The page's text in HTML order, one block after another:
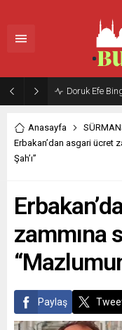
Anasayfa
Erbakan’dan asgari ücret
Şah’ı”
zammına
Paylaş